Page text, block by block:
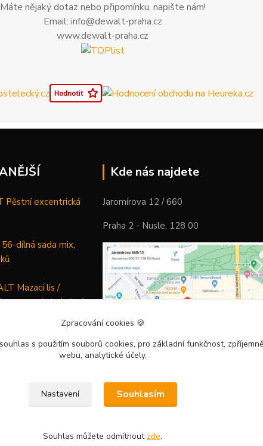
Máte nějaký dotaz nebo připomínku, napište nám!
Email: info@dewalt-praha.cz
www.dewalt-praha.cz
Pěstní excentrická
dílná sada mix,
Mazací lis /
samostatný stroj
Kde nás najdete
Jaromírova 12 / 660
Praha 2 - Nusle, 128 00
Zpracování cookies 🍪
s použitím souborů cookies, pro základní funkčnost,
webu, analytické účely.
Nastavení Souhlasím
Souhlas můžete odmítnout zde.